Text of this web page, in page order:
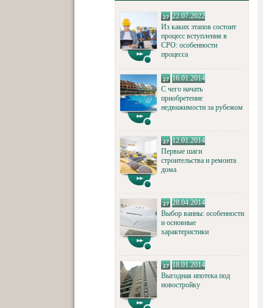
22.07.2022
Из каких этапов состоит
процесс вступления в
СРО: особенности
процесса
16.01.2014
С чего начать
приобретение
недвижимости за рубежом
12.01.2014
Первые шаги
строительства и ремонта
дома
28.04.2014
Выбор ванны: особенности
и основные
характеристики
18.01.2014
Выгодная ипотека под
новостройку